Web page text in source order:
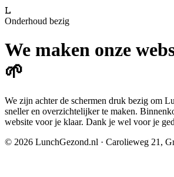
L
Onderhoud bezig
We maken onze
🌱
We zijn achter de schermen druk bezig om
sneller en overzichtelijker te maken.
website voor je klaar. Dank je wel voor je
© 2026 LunchGezond.nl · Carolieweg 21,